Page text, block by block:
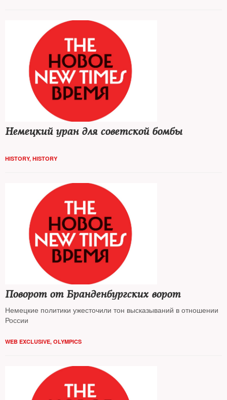
Немецкий уран для советской бомбы
HISTORY, HISTORY
Поворот от Бранденбургских ворот
Немецкие политики ужесточили тон высказываний в отношении
России
WEB EXCLUSIVE, OLYMPICS